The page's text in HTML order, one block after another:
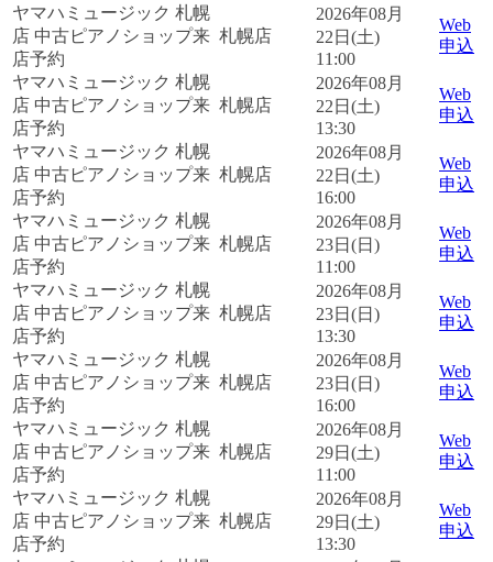
ヤマハミュージック 札幌
店 中古ピアノショップ来
店予約
札幌店
2026年08月
22日(土)
11:00
Web
申込
ヤマハミュージック 札幌
店 中古ピアノショップ来
店予約
札幌店
2026年08月
22日(土)
13:30
Web
申込
ヤマハミュージック 札幌
店 中古ピアノショップ来
店予約
札幌店
2026年08月
22日(土)
16:00
Web
申込
ヤマハミュージック 札幌
店 中古ピアノショップ来
店予約
札幌店
2026年08月
23日(日)
11:00
Web
申込
ヤマハミュージック 札幌
店 中古ピアノショップ来
店予約
札幌店
2026年08月
23日(日)
13:30
Web
申込
ヤマハミュージック 札幌
店 中古ピアノショップ来
店予約
札幌店
2026年08月
23日(日)
16:00
Web
申込
ヤマハミュージック 札幌
店 中古ピアノショップ来
店予約
札幌店
2026年08月
29日(土)
11:00
Web
申込
ヤマハミュージック 札幌
店 中古ピアノショップ来
店予約
札幌店
2026年08月
29日(土)
13:30
Web
申込